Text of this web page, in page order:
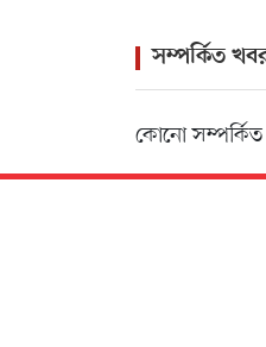
সম্পর্কিত
কোনো সম্পর্কিত